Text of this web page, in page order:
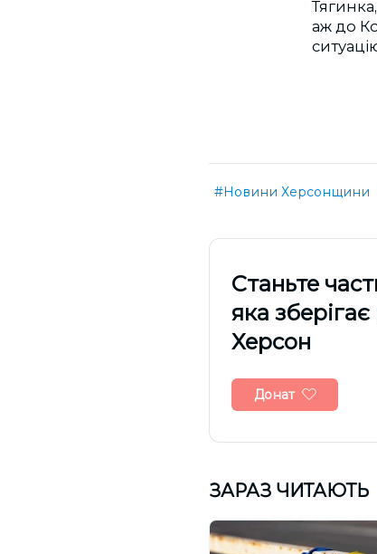
аж до
#Новини Херсонщини
Cтаньте
яка
Херсон
Донат
ЗАРАЗ ЧИТАЮТЬ